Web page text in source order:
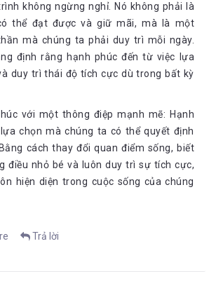
không ngừng nghỉ. Nó không phải là
thể đạt được và giữ mãi, mà là một
mà chúng ta phải duy trì mỗi ngày.
định rằng hạnh phúc đến từ việc lựa
duy trì thái độ tích cực dù trong bất kỳ
với một thông điệp mạnh mẽ: Hạnh
chọn mà chúng ta có thể quyết định
cách thay đổi quan điểm sống, biết
điều nhỏ bé và luôn duy trì sự tích cực,
hiện diện trong cuộc sống của chúng
Trả lời